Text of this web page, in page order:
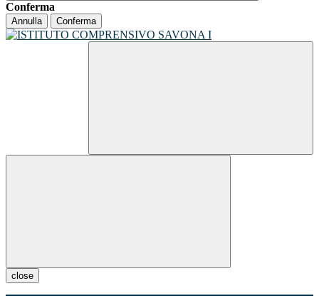
Conferma
Annulla Conferma
close